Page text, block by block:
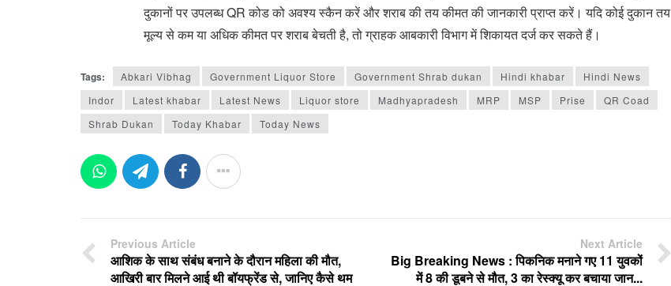
दुकानों पर उपलब्ध QR कोड को अवश्य स्कैन करें और शराब की तय कीमत की जानकारी प्राप्त करें। यदि कोई दुकान तय
मूल्य से कम या अधिक कीमत पर शराब बेचती है, तो ग्राहक आबकारी विभाग में शिकायत दर्ज कर सकते हैं।
Tags: Abkari Vibhag Government Liquor Store Government Shrab dukan Hindi khabar
Hindi News
Indor
Latest khabar Latest News Liquor store Madhyapradesh MRP MSP Prise
QR Coad
Shrab Dukan
Today Khabar Today News
Previous Article
आशिक के साथ संबंध बनाने के दौरान महिला की मौत,
आखिरी बार मिलने आई थी बॉयफ्रेंड से, जानिए कैसे थम
Next Article
Big Breaking News : पिकनिक मनाने गए 11 युवकों
में 8 की डूबने से मौत, 3 का रेस्क्यू कर बचाया जान...